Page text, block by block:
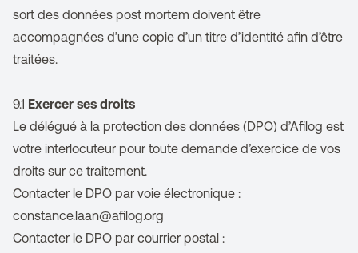
sort des données post mortem doivent être
accompagnées d’une copie d’un titre d’identité afin d’être
traitées.
9.1 Exercer ses droits
Le délégué à la protection des données (DPO) d’Afilog est
votre interlocuteur pour toute demande d’exercice de vos
droits sur ce traitement.
Contacter le DPO par voie électronique :
constance.laan@afilog.org
Contacter le DPO par courrier postal :